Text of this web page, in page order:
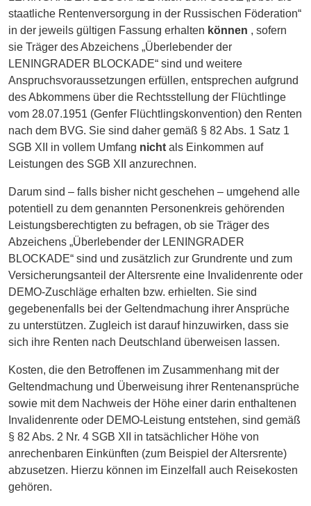
staatliche Rentenversorgung in der Russischen Föderation“
in der jeweils gültigen Fassung erhalten können , sofern
sie Träger des Abzeichens „Überlebender der
LENINGRADER BLOCKADE“ sind und weitere
Anspruchsvoraussetzungen erfüllen, entsprechen aufgrund
des Abkommens über die Rechtsstellung der Flüchtlinge
vom 28.07.1951 (Genfer Flüchtlingskonvention) den Renten
nach dem BVG. Sie sind daher gemäß § 82 Abs. 1 Satz 1
SGB XII in vollem Umfang nicht als Einkommen auf
Leistungen des SGB XII anzurechnen.
Darum sind – falls bisher nicht geschehen – umgehend alle
potentiell zu dem genannten Personenkreis gehörenden
Leistungsberechtigten zu befragen, ob sie Träger des
Abzeichens „Überlebender der LENINGRADER
BLOCKADE“ sind und zusätzlich zur Grundrente und zum
Versicherungsanteil der Altersrente eine Invalidenrente oder
DEMO-Zuschläge erhalten bzw. erhielten. Sie sind
gegebenenfalls bei der Geltendmachung ihrer Ansprüche
zu unterstützen. Zugleich ist darauf hinzuwirken, dass sie
sich ihre Renten nach Deutschland überweisen lassen.
Kosten, die den Betroffenen im Zusammenhang mit der
Geltendmachung und Überweisung ihrer Rentenansprüche
sowie mit dem Nachweis der Höhe einer darin enthaltenen
Invalidenrente oder DEMO-Leistung entstehen, sind gemäß
§ 82 Abs. 2 Nr. 4 SGB XII in tatsächlicher Höhe von
anrechenbaren Einkünften (zum Beispiel der Altersrente)
abzusetzen. Hierzu können im Einzelfall auch Reisekosten
gehören.